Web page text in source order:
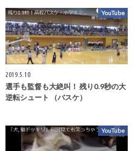
YouTube
2019.5.10
選手も監督も大絶叫！ 残り0.9秒の大
逆転シュート （バスケ）
YouTube